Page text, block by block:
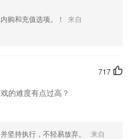
购和充值选项。！
来自
717
的难度有点过高？
坚持执行，不轻易放弃。
来自